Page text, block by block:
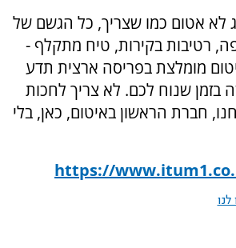
לא אטום כמו שצריך, כל הגשם של
רטיבות בקירות, טיח מתקלף -
מומלצת בפריסה ארצית תדע
בזמן שנוח לכם. לא צריך לחכות
חברת הראשון באיטום, כאן, בלי
https://